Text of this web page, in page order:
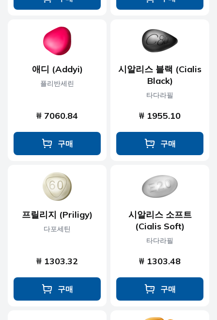
애디 (Addyi)
플리반세린
₩ 7060.84
구매
시알리스 블랙 (Cialis
Black)
타다라필
₩ 1955.10
구매
프릴리지 (Priligy)
다포세틴
₩ 1303.32
구매
시알리스 소프트
(Cialis Soft)
타다라필
₩ 1303.48
구매